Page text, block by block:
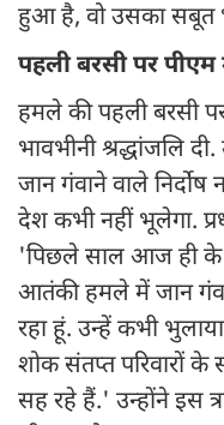
हुआ है, वो उसका सबूत
पहली बरसी पर
हमले की पहली बरसी पर
भावभीनी श्रद्धांजलि
जान गंवाने वाले
देश कभी नहीं भूलेगा.
'पिछले साल आज ही के
आतंकी हमले में जान
रहा हूं. उन्हें कभी
शोक संतप्त परिवारों के
सह रहे हैं.' उन्होंने इस